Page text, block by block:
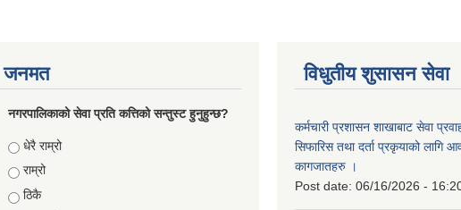
जनमत
नगरपालिकाको सेवा प्रति कत्तिको सन्तुस्ट हुनुहुन्छ?
Choices
धेरै राम्रो
राम्रो
ठिकै
विधुतीय शुसासन सेवा
कर्मचारी प्रशासन शाखाबाट सेवा
सिफारिस तथा दर्ता प्रकृयाको लागि
कागजातहरु ।
Post date: 06/16/2026 -